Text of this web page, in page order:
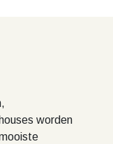
worden